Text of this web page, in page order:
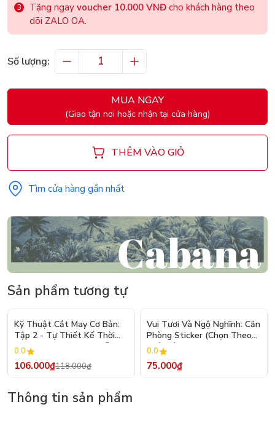
Tặng ngay voucher 10.000 VNĐ cho khách hàng theo
dõi ZALO OA.
Số lượng:
MUA NGAY
(Giao tận nơi hoặc nhận tại cửa hàng)
THÊM VÀO GIỎ
Tìm cửa hàng gần nhất
Sản phẩm tương tự
- 10%
Kỹ Thuật Cắt May Cơ Bản:
Tập 2 - Tự Thiết Kế Thời
Trang Nam Nữ - Tạo Mẫu
Rập - Kỹ Thuật Nhảy Size
0.0
106.000₫118.000₫
Vui Tươi Và Ngộ Nghĩnh: Căn
Phòng Sticker (Chọn Theo
Chủ Đề) - Hơn 250 Sticker
0.0
75.000₫
Thông tin sản phẩm